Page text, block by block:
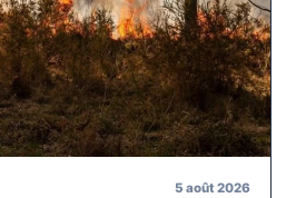
5 août 2026